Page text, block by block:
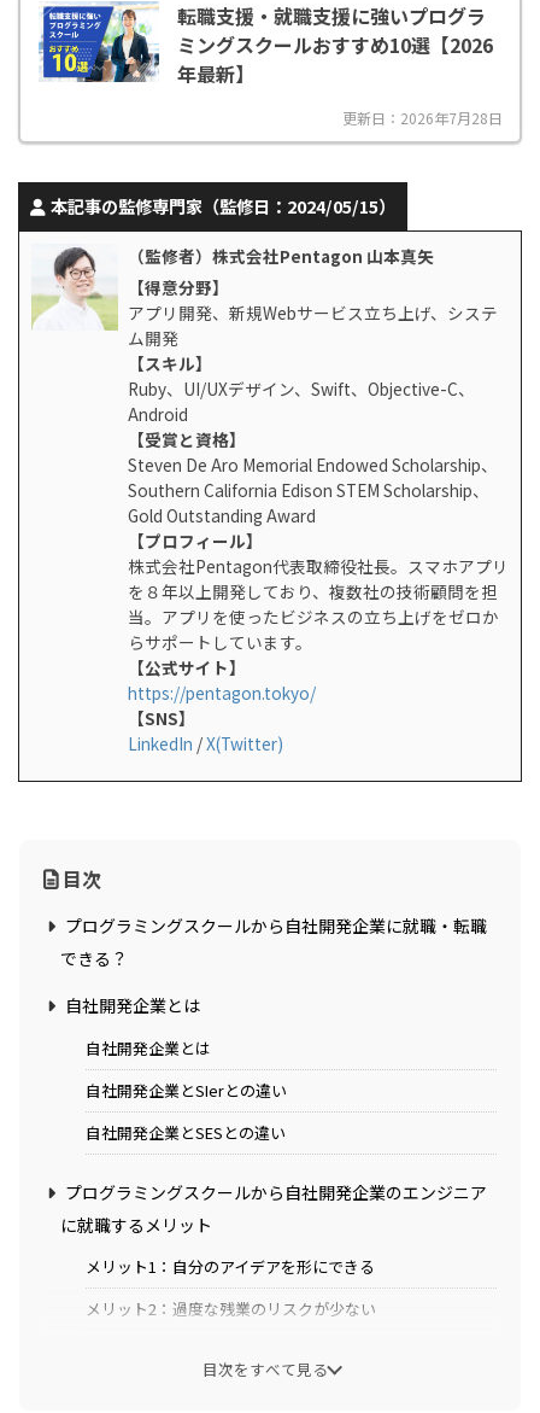
転職支援・就職支援に強いプログラ
ミングスクールおすすめ10選【2026
年最新】
更新日：2026年7月28日
本記事の監修専門家（監修日：2024/05/15）
（監修者）株式会社Pentagon 山本真矢
【得意分野】
アプリ開発、新規Webサービス立ち上げ、システ
ム開発
【スキル】
Ruby、UI/UXデザイン、Swift、Objective-C、
Android
【受賞と資格】
Steven De Aro Memorial Endowed Scholarship、
Southern California Edison STEM Scholarship、
Gold Outstanding Award
【プロフィール】
株式会社Pentagon代表取締役社長。スマホアプリ
を８年以上開発しており、複数社の技術顧問を担
当。アプリを使ったビジネスの立ち上げをゼロか
らサポートしています。
【公式サイト】
https://pentagon.tokyo/
【SNS】
LinkedIn /X(Twitter)
目次
プログラミングスクールから自社開発企業に就職・転職
できる？
自社開発企業とは
自社開発企業とは
自社開発企業とSIerとの違い
自社開発企業とSESとの違い
プログラミングスクールから自社開発企業のエンジニア
に就職するメリット
メリット1：自分のアイデアを形にできる
メリット2：過度な残業のリスクが少ない
目次をすべて見る